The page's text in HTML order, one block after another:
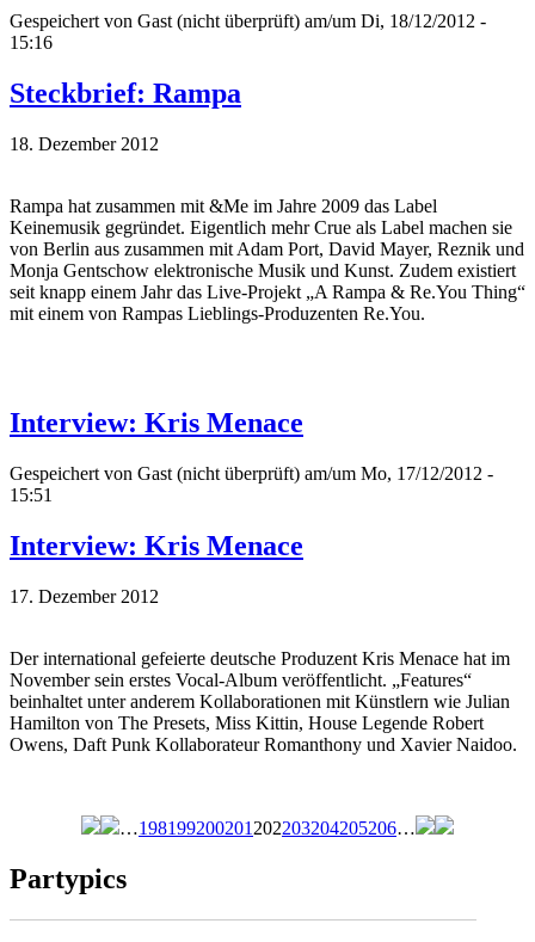
Gespeichert von Gast (nicht überprüft) am/um Di, 18/12/2012 -
15:16
Steckbrief: Rampa
18. Dezember 2012
Rampa hat zusammen mit &Me im Jahre 2009 das Label
Keinemusik gegründet. Eigentlich mehr Crue als Label machen sie
von Berlin aus zusammen mit Adam Port, David Mayer, Reznik und
Monja Gentschow elektronische Musik und Kunst. Zudem existiert
seit knapp einem Jahr das Live-Projekt „A Rampa & Re.You Thing“
mit einem von Rampas Lieblings-Produzenten Re.You.
Interview: Kris Menace
Gespeichert von Gast (nicht überprüft) am/um Mo, 17/12/2012 -
15:51
Interview: Kris Menace
17. Dezember 2012
Der international gefeierte deutsche Produzent Kris Menace hat im
November sein erstes Vocal-Album veröffentlicht. „Features“
beinhaltet unter anderem Kollaborationen mit Künstlern wie Julian
Hamilton von The Presets, Miss Kittin, House Legende Robert
Owens, Daft Punk Kollaborateur Romanthony und Xavier Naidoo.
…198199200201 202203204205206…
Partypics